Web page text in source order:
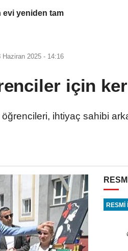
evi yeniden tam
Haziran 2025 - 14:16
için
ihtiyaç sahibi
RESMİ